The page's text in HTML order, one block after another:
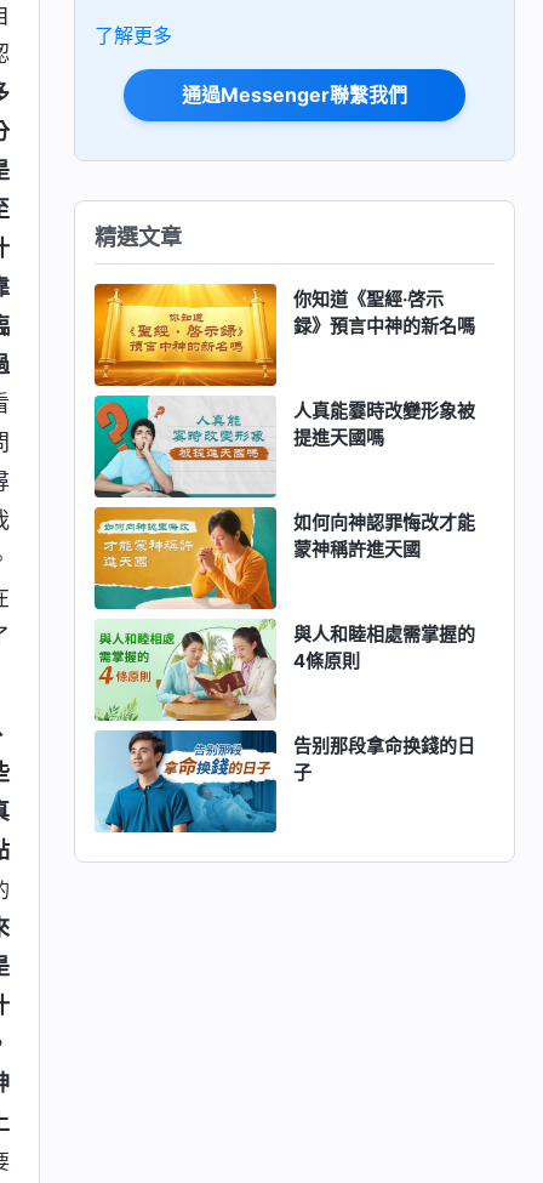
了解更多
通過Messenger聯繫我們
精選文章
你知道《聖經·啓示
録》預言中神的新名嗎
人真能霎時改變形象被
提進天國嗎
如何向神認罪悔改才能
蒙神稱許進天國
與人和睦相處需掌握的
4條原則
告别那段拿命换錢的日
子